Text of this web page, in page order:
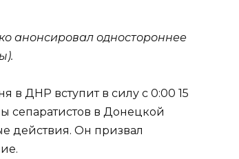
анонсировал одностороннее
в ДНР вступит в силу с 0:00 15
сепаратистов в Донецкой
действия. Он призвал